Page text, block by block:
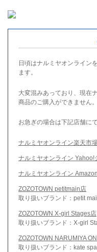
日頃はナルミヤオンライン
ます。
大変混みあっており、現在
商品のご購入ができません。
お急ぎの場合は下記店舗に
ナルミヤオンライン楽天市
ナルミヤオンライン Yahoo!
ナルミヤオンライン
ZOZOTOWN petitmain店
取り扱いブランド：petit
ZOZOTOWN X-girl Stages店
取り扱いブランド：X-girl
ZOZOTOWN NARUMIYA
取り扱いブランド：kate